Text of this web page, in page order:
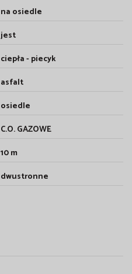
na osiedle
jest
ciepła - piecyk
asfalt
osiedle
C.O. GAZOWE
10 m
dwustronne